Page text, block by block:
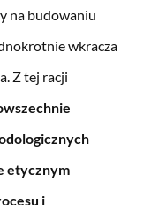
na budowaniu
wkracza
Z tej racji
etycznym
i